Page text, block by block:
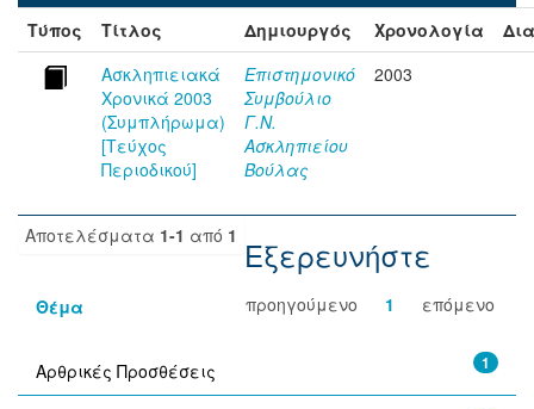
Τύπος Τίτλος Δημιουργός Χρονολογία
Ασκληπιειακά
Χρονικά 2003
(Συμπλήρωμα)
[Τεύχος
Περιοδικού]
Επιστημονικό
Συμβούλιο
Γ.Ν.
Ασκληπιείου
Βούλας
2003
Αποτελέσματα 1-1 από 1
προηγούμενο 1 επόμενο
Εξερευνήστε
Θέμα
1
Αρθρικές Προσθέσεις